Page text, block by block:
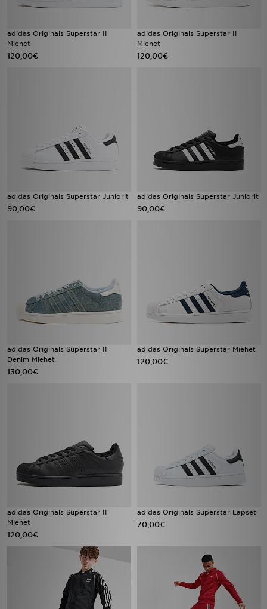
adidas Originals Superstar II
Miehet
120,00€
adidas Originals Superstar II
Miehet
120,00€
adidas Originals Superstar Juniorit
90,00€
adidas Originals Superstar Juniorit
90,00€
adidas Originals Superstar II
Denim Miehet
130,00€
adidas Originals Superstar Miehet
120,00€
adidas Originals Superstar II
Miehet
120,00€
adidas Originals Superstar Lapset
70,00€